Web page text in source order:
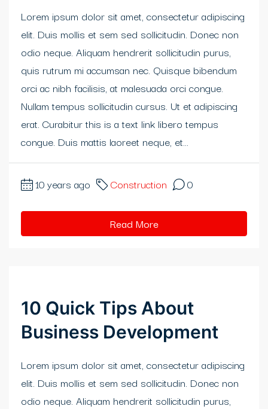
Lorem ipsum dolor sit amet, consectetur adipiscing
elit. Duis mollis et sem sed sollicitudin. Donec non
odio neque. Aliquam hendrerit sollicitudin purus,
quis rutrum mi accumsan nec. Quisque bibendum
orci ac nibh facilisis, at malesuada orci congue.
Nullam tempus sollicitudin cursus. Ut et adipiscing
erat. Curabitur this is a text link libero tempus
congue. Duis mattis laoreet neque, et...
10 years ago Construction 0
Read More
10 Quick Tips About
Business Development
Lorem ipsum dolor sit amet, consectetur adipiscing
elit. Duis mollis et sem sed sollicitudin. Donec non
odio neque. Aliquam hendrerit sollicitudin purus,